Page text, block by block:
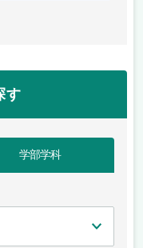
す
学部学科